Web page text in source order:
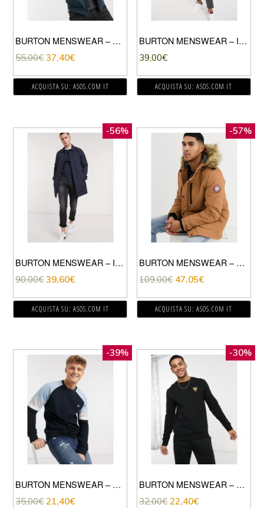
BURTON MENSWEAR – GIUBBINO BLU NAVY
55,00€ 37,40€
ACQUISTA SU: ASOS.COM IT
BURTON MENSWEAR – IMPERMEABILE BLU NAVY
39,00€
ACQUISTA SU: ASOS.COM IT
-56%
BURTON MENSWEAR – IMPERMEABILE BLU NAVY A QUADRETTI
90,00€ 39,60€
ACQUISTA SU: ASOS.COM IT
-57%
BURTON MENSWEAR – PARKA COLOR CUOIO-MARRONE
109,00€ 47,05€
ACQUISTA SU: ASOS.COM IT
-39%
BURTON MENSWEAR – FELPA COLOUR BLOCK BLU NAVY
35,00€ 21,40€
-30%
BURTON MENSWEAR – FELPA GIROCOLLO CON RICAMO NERA-NERO
32,00€ 22,40€